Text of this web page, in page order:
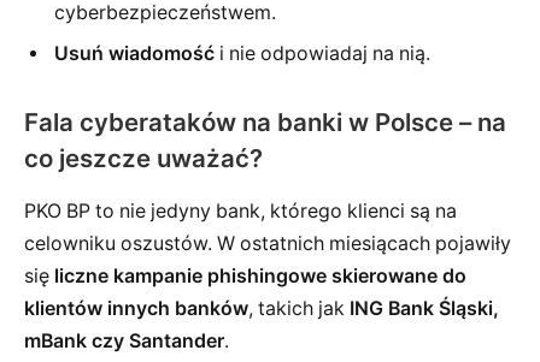
cyberbezpieczeństwem.
Usuń wiadomość i nie odpowiadaj na nią.
Fala cyberataków na banki w Polsce – na
co jeszcze uważać?
PKO BP to nie jedyny bank, którego klienci są na
celowniku oszustów. W ostatnich miesiącach pojawiły
się liczne kampanie phishingowe skierowane do
klientów innych banków, takich jak ING Bank Śląski,
mBank czy Santander.